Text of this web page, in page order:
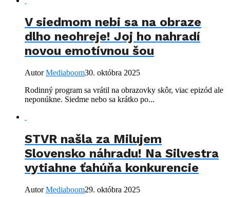
V siedmom nebi sa na obraze
dlho neohreje! Joj ho nahradí
novou emotívnou šou
AutorMediaboom30. októbra 2025
Rodinný program sa vrátil na obrazovky skôr, viac epizód ale
neponúkne. Siedme nebo sa krátko po...
STVR našla za Milujem
Slovensko náhradu! Na Silvestra
vytiahne ťahúňa konkurencie
AutorMediaboom29. októbra 2025